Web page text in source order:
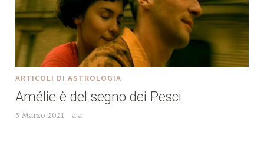
ARTICOLI DI ASTROLOGIA
Amélie è del segno dei Pesci
5 Marzo 2021 a.a